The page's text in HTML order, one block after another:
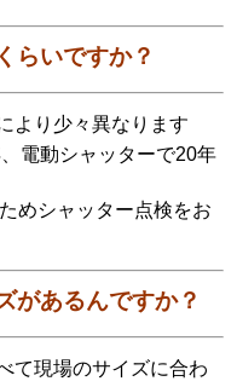
らいですか？
より少々異なります
電動シャッターで20年
めシャッター点検をお
があるんですか？
て現場のサイズに合わ